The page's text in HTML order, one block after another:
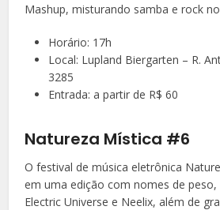
Mashup, misturando samba e rock
Horário: 17h
Local: Lupland Biergarten – R.
3285
Entrada: a partir de R$ 60
Natureza Mística #6
O festival de música eletrônica
em uma edição com nomes de
Electric Universe e Neelix, além de